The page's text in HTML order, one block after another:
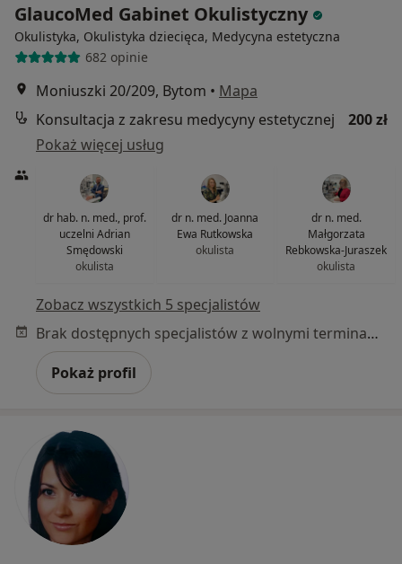
GlaucoMed Gabinet Okulistyczny
Okulistyka, Okulistyka dziecięca, Medycyna estetyczna
682 opinie
Moniuszki 20/209, Bytom • Mapa
Konsultacja z zakresu medycyny estetycznej
200 zł
Pokaż więcej usług
dr hab. n. med., prof.
uczelni Adrian
Smędowski
okulista
dr n. med. Joanna
Ewa Rutkowska
okulista
dr n. med.
Małgorzata
Rebkowska-Juraszek
okulista
Zobacz wszystkich 5 specjalistów
Brak dostępnych specjalistów z wolnymi terminami w tym centrum medycznym.
Pokaż profil